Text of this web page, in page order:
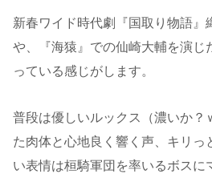
新春ワイド時代劇『国取り物語』
や、『海猿』での仙崎大輔を演じ
っている感じがします。
普段は優しいルックス（濃いか？
た肉体と心地良く響く声、キリっ
い表情は桓騎軍団を率いるボスに